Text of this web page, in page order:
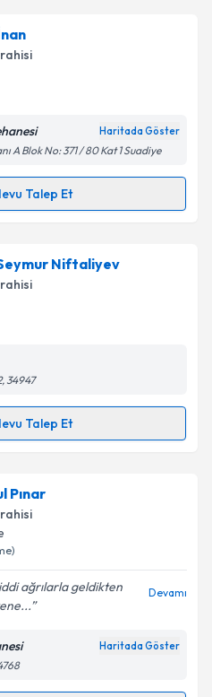
takvimi talebi
randevu almanız için bir
e-posta ile bilgilendireceğiz.
ilişkin
kişisel verilerimin belirtilen
Gönder
Haritada Göster
A Blok No: 371 / 80 Kat 1 Suadiye
Talep Et
randevu takvimi talebi
randevu almanız için bir
e-posta ile bilgilendireceğiz.
ilişkin
kişisel verilerimin belirtilen
Gönder
Niftaliyev
34947
Talep Et
Niftaliyev
bu uzmandan randevu
e-posta ile
ilişkin
kişisel verilerimin belirtilen
Pınar
ağrılarla geldikten
Devamı
Haritada Göster